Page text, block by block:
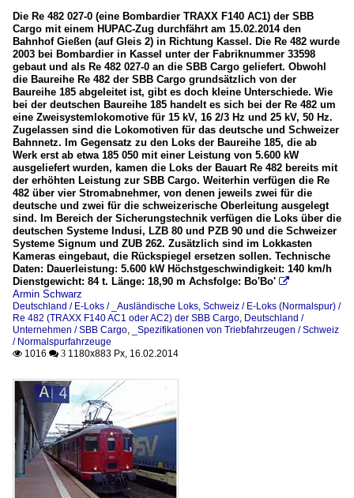
Die Re 482 027-0 (eine Bombardier TRAXX F140 AC1) der SBB
Cargo mit einem HUPAC-Zug durchfährt am 15.02.2014 den
Bahnhof Gießen (auf Gleis 2) in Richtung Kassel. Die Re 482 wurde
2003 bei Bombardier in Kassel unter der Fabriknummer 33598
gebaut und als Re 482 027-0 an die SBB Cargo geliefert. Obwohl
die Baureihe Re 482 der SBB Cargo grundsätzlich von der
Baureihe 185 abgeleitet ist, gibt es doch kleine Unterschiede. Wie
bei der deutschen Baureihe 185 handelt es sich bei der Re 482 um
eine Zweisystemlokomotive für 15 kV, 16 2/3 Hz und 25 kV, 50 Hz.
Zugelassen sind die Lokomotiven für das deutsche und Schweizer
Bahnnetz. Im Gegensatz zu den Loks der Baureihe 185, die ab
Werk erst ab etwa 185 050 mit einer Leistung von 5.600 kW
ausgeliefert wurden, kamen die Loks der Bauart Re 482 bereits mit
der erhöhten Leistung zur SBB Cargo. Weiterhin verfügen die Re
482 über vier Stromabnehmer, von denen jeweils zwei für die
deutsche und zwei für die schweizerische Oberleitung ausgelegt
sind. Im Bereich der Sicherungstechnik verfügen die Loks über die
deutschen Systeme Indusi, LZB 80 und PZB 90 und die Schweizer
Systeme Signum und ZUB 262. Zusätzlich sind im Lokkasten
Kameras eingebaut, die Rückspiegel ersetzen sollen. Technische
Daten: Dauerleistung: 5.600 kW Höchstgeschwindigkeit: 140 km/h
Dienstgewicht: 84 t. Länge: 18,90 m Achsfolge: Bo'Bo' 
Armin Schwarz
Deutschland / E-Loks / _Ausländische Loks, Schweiz / E-Loks (Normalspur) /
Re 482 (TRAXX F140 AC1 oder AC2) der SBB Cargo, Deutschland /
Unternehmen / SBB Cargo,
_Spezifikationen von Triebfahrzeugen / Schweiz
/ Normalspurfahrzeuge
 1016  3 1180x883 Px, 16.02.2014